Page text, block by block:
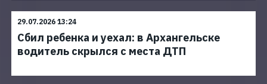
29.07.2026 13:24
Сбил ребенка и уехал: в Архангельске
водитель скрылся с места ДТП